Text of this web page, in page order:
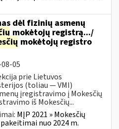
dėl fizinių asmenų
mokėtojų registrą.../
mokėtojų registro
05
prie Lietuvos
(toliau — VMI)
įregistravimo į Mokesčių
iš Mokesčių...
MĮP 2021 » Mokesčių
nuo 2024 m.